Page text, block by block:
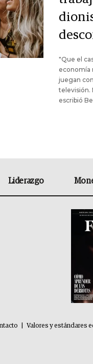
"Que el
economía
juegan
televisión.
escribió
Liderazgo
Valores y estándares